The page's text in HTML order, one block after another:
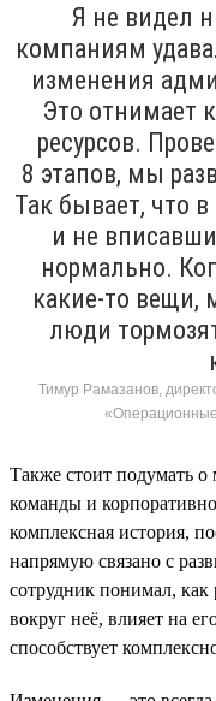
Я не видел
компаниям
изменения
Это отнимает
ресурсов.
8 этапов, мы
Так бывает, что в
и не
нормально.
какие-то
люди
Тимур Рамазанов,
Также стоит подумать о
команды и
комплексная история,
напрямую связано с
сотрудник понимал, как
вокруг неё, влияет на
способствует